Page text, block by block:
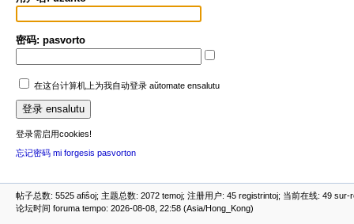
密码: pasvorto
在这台计算机上为我自动登录 aŭtomate ensalutu
登录需启用cookies!
忘记密码 mi forgesis pasvorton
帖子总数: 5525 afiŝoj; 主题总数: 2072 temoj; 注册用户: 45 registrintoj; 当前在线: 49
论坛时间 foruma tempo: 2026-08-08, 22:58 (Asia/Hong_Kong)